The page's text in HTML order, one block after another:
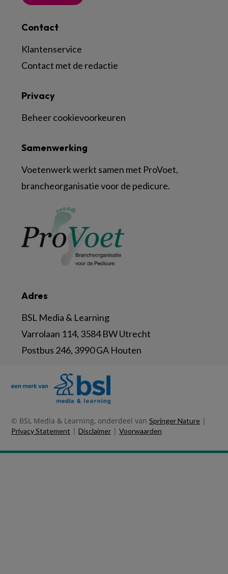
Contact
Klantenservice
Contact met de redactie
Adres
BSL Media & Learning
Varrolaan 114, 3584 BW Utrecht
Postbus 246, 3990 GA Houten
Samenwerking
Voetenwerk werkt samen met ProVoet,
brancheorganisatie voor de pedicure.
Privacy
Beheer cookievoorkeuren
© BSL Media & Learning, onderdeel van Springer Nature |
Privacy Statement | Disclaimer | Voorwaarden